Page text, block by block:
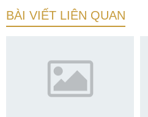
BÀI VIẾT LIÊN QUAN